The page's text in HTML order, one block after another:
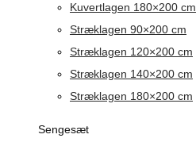
Kuvertlagen 180×200 cm
Stræklagen 90×200 cm
Stræklagen 120×200 cm
Stræklagen 140×200 cm
Stræklagen 180×200 cm
Sengesæt